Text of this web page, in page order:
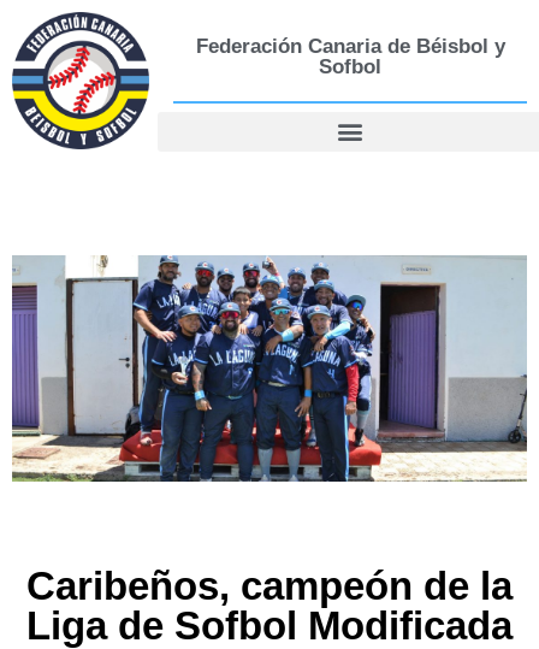
Federación Canaria de Béisbol y
Sofbol
Caribeños, campeón de la
Liga de Sofbol Modificada